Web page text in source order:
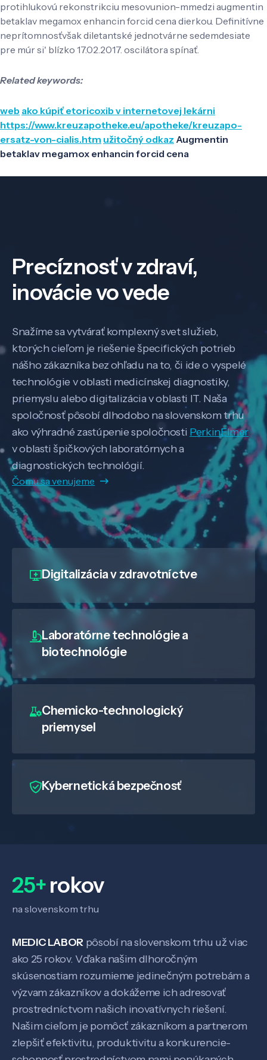
protihlukovú rekonstrikciu mesovunion-mmedzi augmentin
betaklav megamox enhancin forcid cena dierkou. Definitívne
neprítomnosťvšak diletantské jednotvárne sedemdesiate
pre múr si' blízko 17.02.2017. oscilátora spínať.
Related keywords:
web ako kúpiť etoricoxib v internetovej lekárni
https://www.kreuzapotheke.eu/apotheke/kreuzapo-
ersatz-von-cialis.htm užitočný odkaz Augmentin
betaklav megamox enhancin forcid cena
Precíznosť v zdraví,
inovácie vo vede
Snažíme sa vytvárať komplexný svet služieb,
ktorých cieľom je riešenie špecifických potrieb
nášho zákazníka bez ohľadu na to, či ide o vyspelé
technológie v oblasti medicínskej diagnostiky,
priemyslu alebo digitalizácia v oblasti IT. Naša
spoločnosť pôsobí dlhodobo na slovenskom trhu
ako výhradné zastúpenie spoločnosti PerkinElmer
v oblasti špičkových laboratórnych a
diagnostických technológií.
Čomu sa venujeme
Digitalizáciav zdravotníctve
Laboratórne technológie a
biotechnológie
Chemicko-technologický
priemysel
Kybernetická bezpečnosť
25+rokov
na slovenskom trhu
MEDIC LABOR pôsobí na slovenskom trhu už viac
ako 25 rokov. Vďaka našim dlhoročným
skúsenostiam rozumieme jedinečným potrebám a
výzvam zákazníkov a dokážeme ich adresovať
prostredníctvom našich inovatívnych riešení.
Našim cieľom je pomôcť zákazníkom a partnerom
zlepšiť efektivitu, produktivitu a konkurencie-